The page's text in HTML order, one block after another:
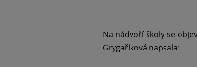
Na nádvoří školy se
Grygaříková napsala: